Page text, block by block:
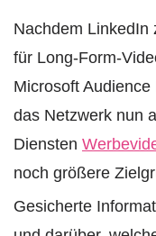
Nachdem LinkedIn
für Long-Form-
Microsoft
das Netzwerk nun
Diensten
noch größere
Gesicherte